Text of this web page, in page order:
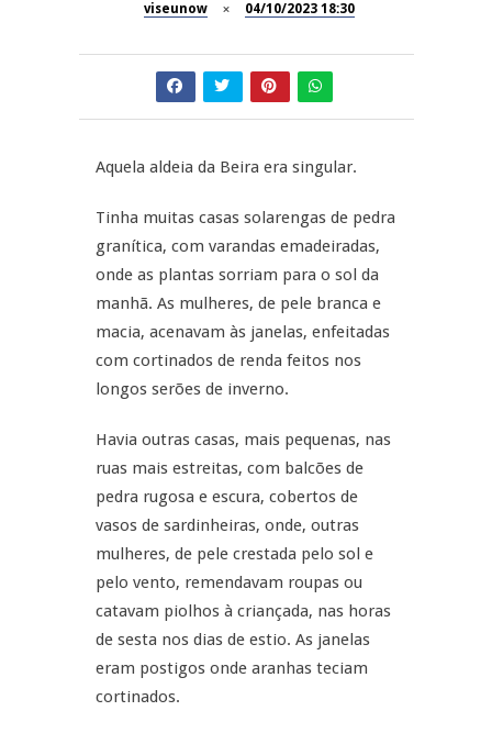
Now Opinião – Manuela
Exames Nacionais
Tradidanças em São Pedro do
Sul
A Juiz Esclarece – Medidas a
vida (II)
Inauguração Loja do Cidadão
S.J. Pesqueira
Barrelas Summer Fest em Vila
Nova de Paiva
viseunow 04/10/2023 18:30
Aquela aldeia da Beira era singular.
Tinha muitas casas solarengas de pedra
granítica, com varandas emadeiradas,
onde as plantas sorriam para o sol da
manhã. As mulheres, de pele branca e
macia, acenavam às janelas, enfeitadas
com cortinados de renda feitos nos
longos serões de inverno.
Havia outras casas, mais pequenas, nas
ruas mais estreitas, com balcões de
pedra rugosa e escura, cobertos de
vasos de sardinheiras, onde, outras
mulheres, de pele crestada pelo sol e
pelo vento, remendavam roupas ou
catavam piolhos à criançada, nas horas
de sesta nos dias de estio. As janelas
eram postigos onde aranhas teciam
cortinados.